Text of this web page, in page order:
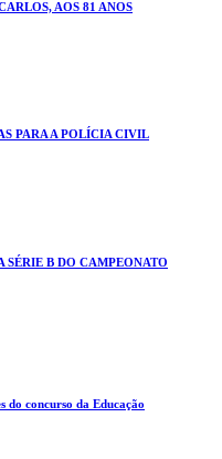
AOS 81 ANOS
PARA A POLÍCIA CIVIL
SÉRIE B DO CAMPEONATO
do concurso da Educação